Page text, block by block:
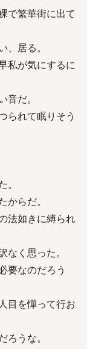
で繁華街に出て
居る。
私が気にするに
だ。
られて眠りそう
らだ。
法如きに縛られ
く思った。
要なのだろう
目を憚って行お
うな。